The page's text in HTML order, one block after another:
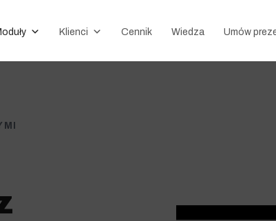
Klienci Cennik Wiedza Umów